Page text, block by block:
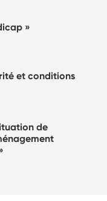
»
et conditions
de